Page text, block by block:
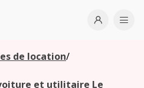
Open
de location/
et utilitaire Le